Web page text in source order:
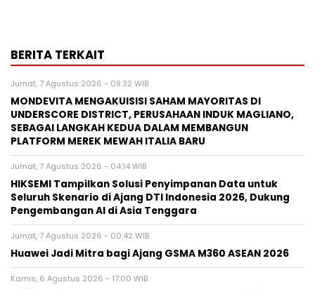
BERITA TERKAIT
Jumat, 7 Agustus 2026 - 09:32 WIB
MONDEVITA MENGAKUISISI SAHAM MAYORITAS DI
UNDERSCORE DISTRICT, PERUSAHAAN INDUK MAGLIANO,
SEBAGAI LANGKAH KEDUA DALAM MEMBANGUN
PLATFORM MEREK MEWAH ITALIA BARU
Jumat, 7 Agustus 2026 - 04:14 WIB
HIKSEMI Tampilkan Solusi Penyimpanan Data untuk
Seluruh Skenario di Ajang DTI Indonesia 2026, Dukung
Pengembangan AI di Asia Tenggara
Jumat, 7 Agustus 2026 - 00:42 WIB
Huawei Jadi Mitra bagi Ajang GSMA M360 ASEAN 2026
Kamis, 6 Agustus 2026 - 17:00 WIB